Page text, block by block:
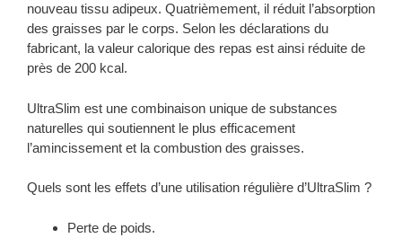
nouveau tissu adipeux. Quatrièmement, il réduit l’absorption
des graisses par le corps. Selon les déclarations du
fabricant, la valeur calorique des repas est ainsi réduite de
près de 200 kcal.
UltraSlim est une combinaison unique de substances
naturelles qui soutiennent le plus efficacement
l’amincissement et la combustion des graisses.
Quels sont les effets d’une utilisation régulière d’UltraSlim ?
Perte de poids.